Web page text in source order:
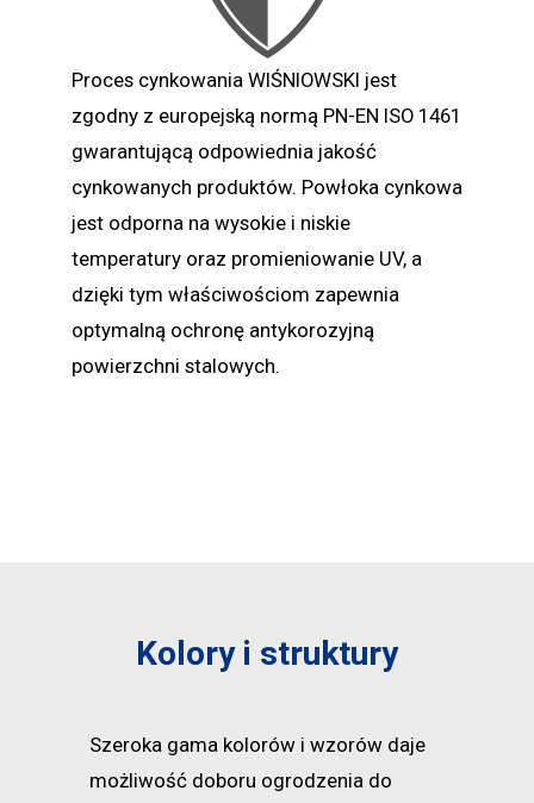
Proces cynkowania WIŚNIOWSKI jest
zgodny z europejską normą PN-EN ISO 1461
gwarantującą odpowiednia jakość
cynkowanych produktów. Powłoka cynkowa
jest odporna na wysokie i niskie
temperatury oraz promieniowanie UV, a
dzięki tym właściwościom zapewnia
optymalną ochronę antykorozyjną
powierzchni stalowych.
Kolory i struktury
Szeroka gama kolorów i wzorów daje
możliwość doboru ogrodzenia do